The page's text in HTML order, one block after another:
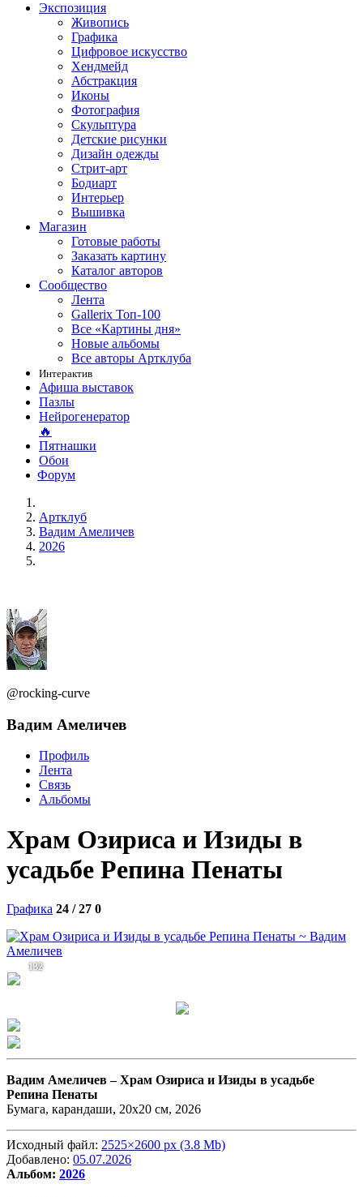
Экспозиция
Живопись
Графика
Цифровое искусство
Хендмейд
Абстракция
Иконы
Фотография
Скульптура
Детские рисунки
Дизайн одежды
Стрит-арт
Бодиарт
Интерьер
Вышивка
Магазин
Готовые работы
Заказать картину
Каталог авторов
Сообщество
Лента
Gallerix Топ-100
Все «Картины дня»
Новые альбомы
Все авторы Артклуба
Интерактив
Афиша выставок
Пазлы
Нейрогенератор
🔥
Пятнашки
Обои
Форум
Артклуб
Вадим Амеличев
2026
@rocking-curve
Вадим Амеличев
Профиль
Лента
Связь
Альбомы
Храм Озириса и Изиды в
усадьбе Репина Пенаты
Графика 24 / 27 0
132
Вадим Амеличев –Храм Озириса и Изиды в усадьбе
Репина Пенаты
Бумага, карандаши, 20х20 см, 2026
Исходный файл: 2525×2600 px (3.8 Mb)
Добавлено: 05.07.2026
Альбом: 2026